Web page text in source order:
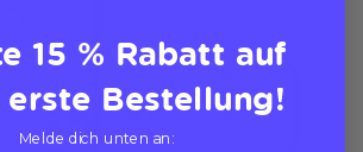
15 % Rabatt auf
Bestellung!
Melde dich unten an: